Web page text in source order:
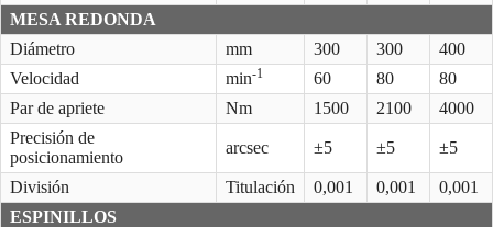
MESA REDONDA
Diámetro
mm 300 300
400
Velocidad
min-1 60 80
80
Par de apriete
Nm 1500 2100
4000
Precisión de
posicionamiento
arcsec ±5 ±5 ±5
División Titulación 0,001 0,001
0,001
ESPINILLOS